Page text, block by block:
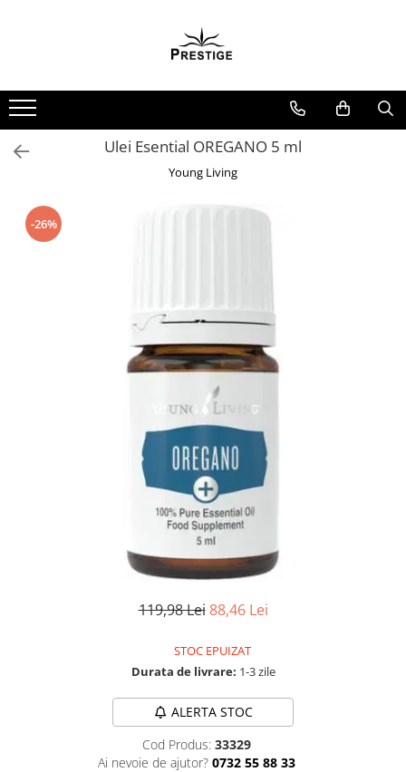
Noutati
Promotii
Pachete Speciale Carti
Arte Divinatorii
Astrologie
Ulei Esential OREGANO 5 ml
Young Living
-26%
119,98 Lei 88,46 Lei
STOC EPUIZAT
Durata de livrare: 1-3 zile
ALERTA STOC
Cod Produs: 33329
Ai nevoie de ajutor? 0732 55 88 33